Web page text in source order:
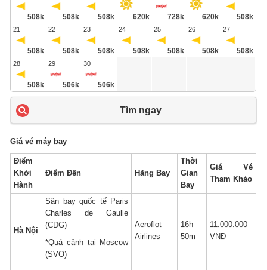
508k 508k 508k 620k 728k 620k 508k
21
508k
22
508k
23
508k
24
508k
25
508k
26
508k
27
508k
28
508k
29
506k
30
506k
Tìm ngay
Giá vé máy bay
Điểm
Khởi
Hành
Điểm Đến Hãng Bay
Thời
Gian
Bay
Giá Vé
Tham Khảo
Hà Nội
Sân bay quốc tế Paris
Charles de Gaulle
(CDG)
*Quá cảnh tại Moscow
(SVO)
Aeroflot
Airlines
16h
50m
11.000.000
VNĐ